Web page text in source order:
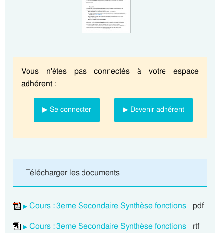
Vous n'êtes pas connectés à votre espace
adhérent :
▶ Se connecter ▶ Devenir adhérent
Télécharger les documents
Cours : 3eme Secondaire Synthèse fonctions pdf
Cours : 3eme Secondaire Synthèse fonctions rtf